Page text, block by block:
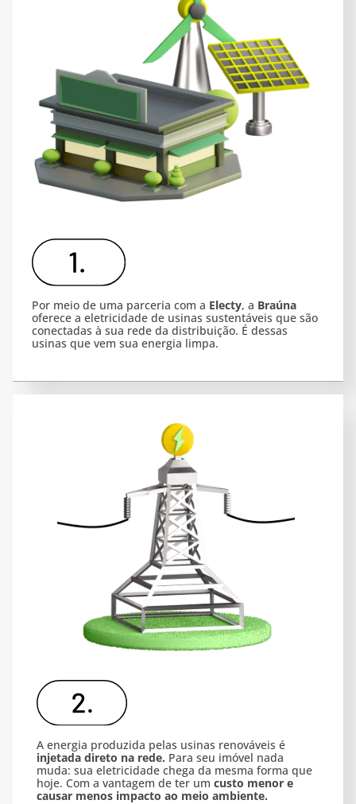
Por meio de uma parceria com a Electy, a Braúna
oferece a eletricidade de usinas sustentáveis que são
conectadas à sua rede da distribuição. É dessas
usinas que vem sua energia limpa.
A energia produzida pelas usinas renováveis é
injetada direto na rede. Para seu imóvel nada
muda: sua eletricidade chega da mesma forma que
hoje. Com a vantagem de ter um custo menor e
causar menos impacto ao meio ambiente.